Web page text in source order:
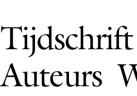
Tijdschrift
Auteurs